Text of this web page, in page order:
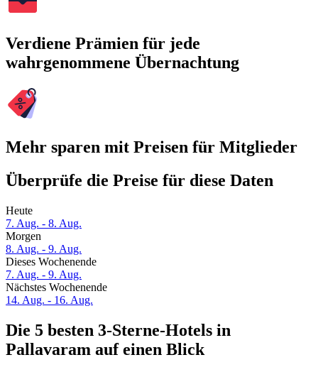
Verdiene Prämien für jede
wahrgenommene Übernachtung
Mehr sparen mit Preisen für Mitglieder
Überprüfe die Preise für diese Daten
Heute
7. Aug. - 8. Aug.
Morgen
8. Aug. - 9. Aug.
Dieses Wochenende
7. Aug. - 9. Aug.
Nächstes Wochenende
14. Aug. - 16. Aug.
Die 5 besten 3-Sterne-Hotels in
Pallavaram auf einen Blick